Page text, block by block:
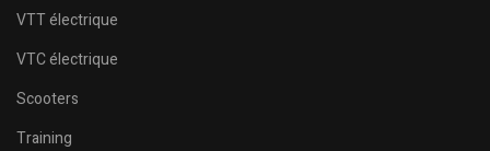
VTT électrique
VTC électrique
Scooters
Training